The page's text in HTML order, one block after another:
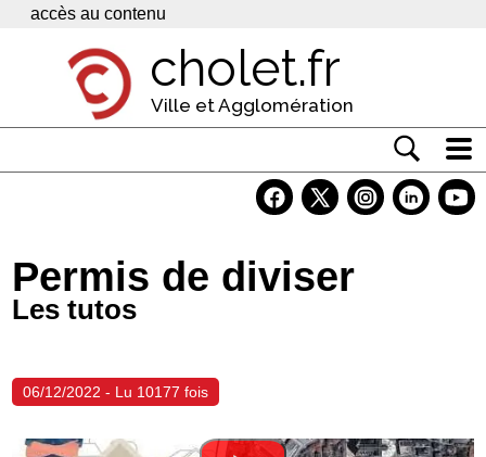
Panneau de gestion des cookies
accès au contenu
cholet.fr
Ville et Agglomération
Economie
Permis de diviser
Les tutos
06/12/2022 - Lu 10177 fois